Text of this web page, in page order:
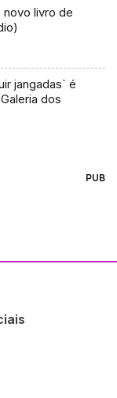
livro de
jangadas` é
dos
PUB
ao